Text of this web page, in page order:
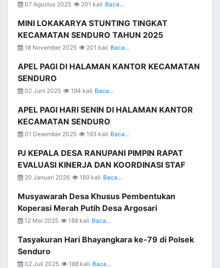
07 Agustus 2025 201 kali Baca...
MINI LOKAKARYA STUNTING TINGKAT
KECAMATAN SENDURO TAHUN 2025
18 November 2025 201 kali Baca...
APEL PAGI DI HALAMAN KANTOR KECAMATAN
SENDURO
02 Juni 2025 194 kali Baca...
APEL PAGI HARI SENIN DI HALAMAN KANTOR
KECAMATAN SENDURO
01 Desember 2025 193 kali Baca...
PJ KEPALA DESA RANUPANI PIMPIN RAPAT
EVALUASI KINERJA DAN KOORDINASI STAF
20 Januari 2026 189 kali Baca...
Musyawarah Desa Khusus Pembentukan
Koperasi Merah Putih Desa Argosari
12 Mei 2025 188 kali Baca...
Tasyakuran Hari Bhayangkara ke-79 di Polsek
Senduro
02 Juli 2025 188 kali Baca...